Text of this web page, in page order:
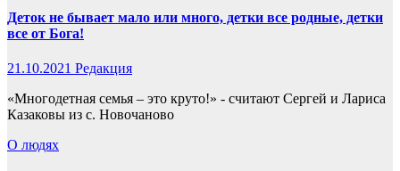
Деток не бывает мало или много, детки все родные, детки
все от Бога!
21.10.2021 Редакция
«Многодетная семья – это круто!» - считают Сергей и Лариса
Казаковы из с. Новочаново
О людях